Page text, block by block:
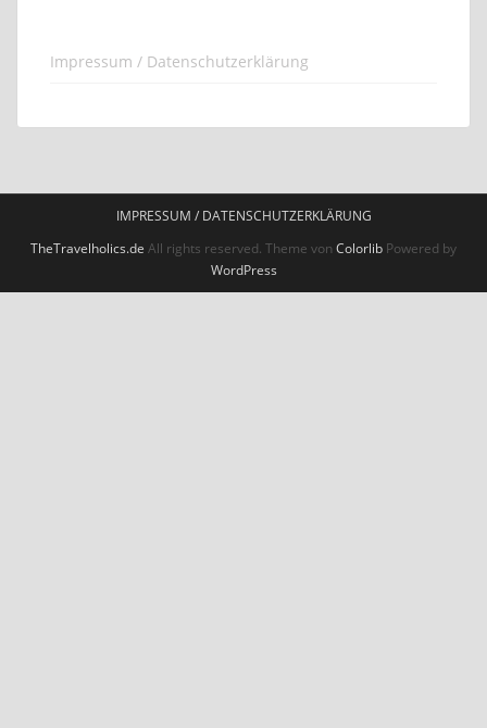
Impressum / Datenschutzerklärung
All rights reserved. Theme von